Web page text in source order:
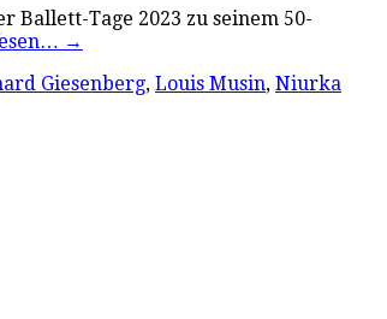
Ballett-Tage 2023 zu seinem 50-
→
Giesenberg, Louis Musin, Niurka